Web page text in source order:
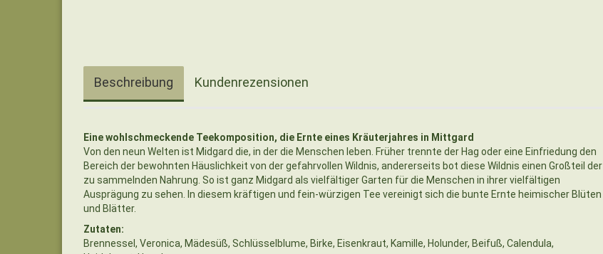
Beschreibung Kundenrezensionen
Eine wohlschmeckende Teekomposition, die Ernte eines Kräuterjahres in Mittgard
Von den neun Welten ist Midgard die, in der die Menschen leben. Früher trennte der Hag oder eine Einfriedung den
Bereich der bewohnten Häuslichkeit von der gefahrvollen Wildnis, andererseits bot diese Wildnis einen Großteil der
zu sammelnden Nahrung. So ist ganz Midgard als vielfältiger Garten für die Menschen in ihrer vielfältigen
Ausprägung zu sehen. In diesem kräftigen und fein-würzigen Tee vereinigt sich die bunte Ernte heimischer Blüten
und Blätter.
Zutaten:
Brennessel, Veronica, Mädesüß, Schlüsselblume, Birke, Eisenkraut, Kamille, Holunder, Beifuß, Calendula,